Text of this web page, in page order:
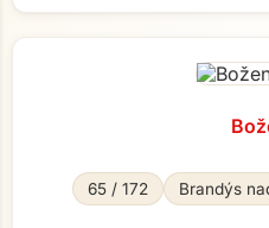
65 / 172 Brandýs